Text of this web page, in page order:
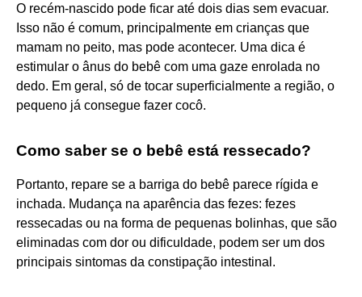
O recém-nascido pode ficar até dois dias sem evacuar.
Isso não é comum, principalmente em crianças que
mamam no peito, mas pode acontecer. Uma dica é
estimular o ânus do bebê com uma gaze enrolada no
dedo. Em geral, só de tocar superficialmente a região, o
pequeno já consegue fazer cocô.
Como saber se o bebê está ressecado?
Portanto, repare se a barriga do bebê parece rígida e
inchada. Mudança na aparência das fezes: fezes
ressecadas ou na forma de pequenas bolinhas, que são
eliminadas com dor ou dificuldade, podem ser um dos
principais sintomas da constipação intestinal.